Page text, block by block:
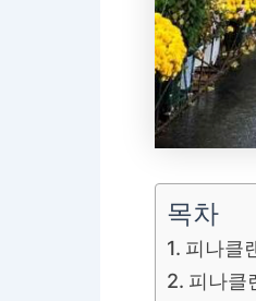
목차
피나클
피나클